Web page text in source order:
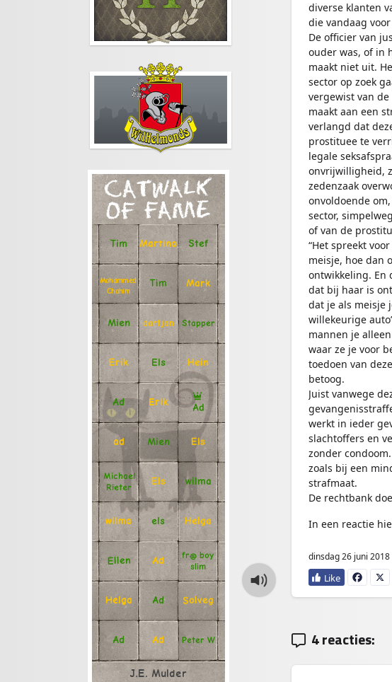
CATWALK
OF FAME
Tim Martina Stef
Mohammed
Chahim
Tim Mark
Mien dartjan Stapper
Erik Els Hein
Ad Erik
Ad
ad Mien Els
Michael
Rieter
Els wilma
wilma els Helga
Ellen Ad fr@ boy
slim
Helga Ad Solveg
Ad Ad Peter W
J.E. Mulder
diverse klanten
die vandaag
De officier van
ouder was, of in
maakt niet uit.
sector op zoek
vergewist van
maakt aan een
verlangd dat
prostituee te
legale
onvrijwilligheid,
zedenzaak
onvoldoende
sector,
of van de
“Het spreekt
meisje, hoe dan
ontwikkeling. En
dat bij haar is
dat je als meisje
willekeurige
mannen je
waar ze je voor
toedoen van
betoog.
Juist vanwege
werkt in ieder
slachtoffers en
zonder
zoals bij een
strafmaat.
De rechtbank
In een reactie
dinsdag 26 juni 2018
Fa
ce
X
4 reacties: